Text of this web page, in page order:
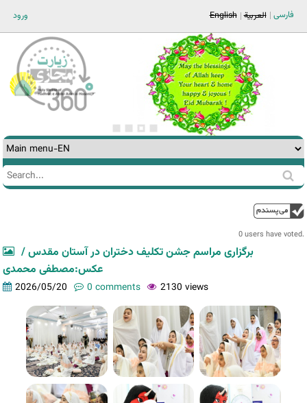
ورود فارسی العربية English
Search
Search
0 users have voted.
برگزاری مراسم جشن تکلیف دختران در آستان مقدس /
عکس:مصطفی محمدی
2026/05/20 0 comments 2130 views